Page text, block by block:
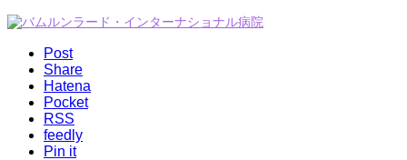
Post
Share
Hatena
Pocket
RSS
feedly
Pin it